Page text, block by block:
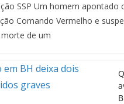
SSP Um homem apontado
Comando Vermelho e
de um